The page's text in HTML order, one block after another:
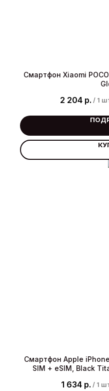
Смартфон Xiaomi
2 204 р. / 1
Смартфон Apple
SIM + eSIM, Black
1 634 р. / 1